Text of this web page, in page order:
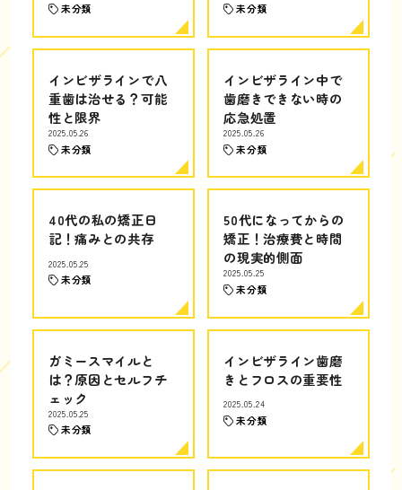
未分類 未分類
インビザラインで八
重歯は治せる？可能
性と限界
2025.05.26
未分類
インビザライン中で
歯磨きできない時の
応急処置
2025.05.26
未分類
40代の私の矯正日
記！痛みとの共存
2025.05.25
未分類
50代になってからの
矯正！治療費と時間
の現実的側面
2025.05.25
未分類
ガミースマイルと
は？原因とセルフチ
ェック
2025.05.25
未分類
インビザライン歯磨
きとフロスの重要性
2025.05.24
未分類